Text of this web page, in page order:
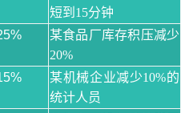
短到15分钟
某食品厂库存积压减少
20%
某机械企业减少10%的
统计人员